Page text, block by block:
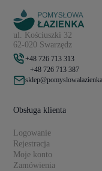
ul. Kościuszki 32
62-020 Swarzędz
+48 726 713 313
+48 726 713 387
Obsługa klienta
Logowanie
Rejestracja
Moje konto
Zamówienia